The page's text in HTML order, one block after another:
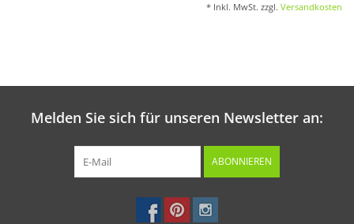
* Inkl. MwSt. zzgl. Versandkosten
Melden Sie sich für unseren Newsletter an:
ABONNIEREN